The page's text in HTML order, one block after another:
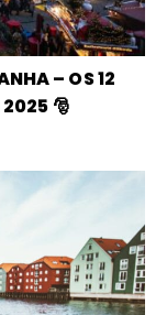
– OS 12
2025 🎅